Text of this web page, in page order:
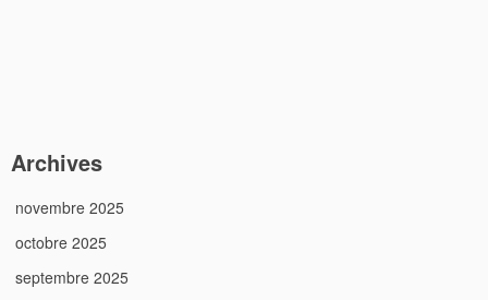
Archives
novembre 2025
octobre 2025
septembre 2025